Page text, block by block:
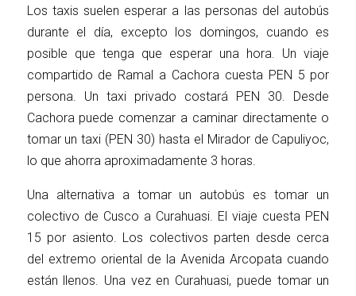
Los taxis suelen esperar a las personas del autobús
durante el día, excepto los domingos, cuando es
posible que tenga que esperar una hora. Un viaje
compartido de Ramal a Cachora cuesta PEN 5 por
persona. Un taxi privado costará PEN 30. Desde
Cachora puede comenzar a caminar directamente o
tomar un taxi (PEN 30) hasta el Mirador de Capuliyoc,
lo que ahorra aproximadamente 3 horas.
Una alternativa a tomar un autobús es tomar un
colectivo de Cusco a Curahuasi. El viaje cuesta PEN
15 por asiento. Los colectivos parten desde cerca
del extremo oriental de la Avenida Arcopata cuando
están llenos. Una vez en Curahuasi, puede tomar un